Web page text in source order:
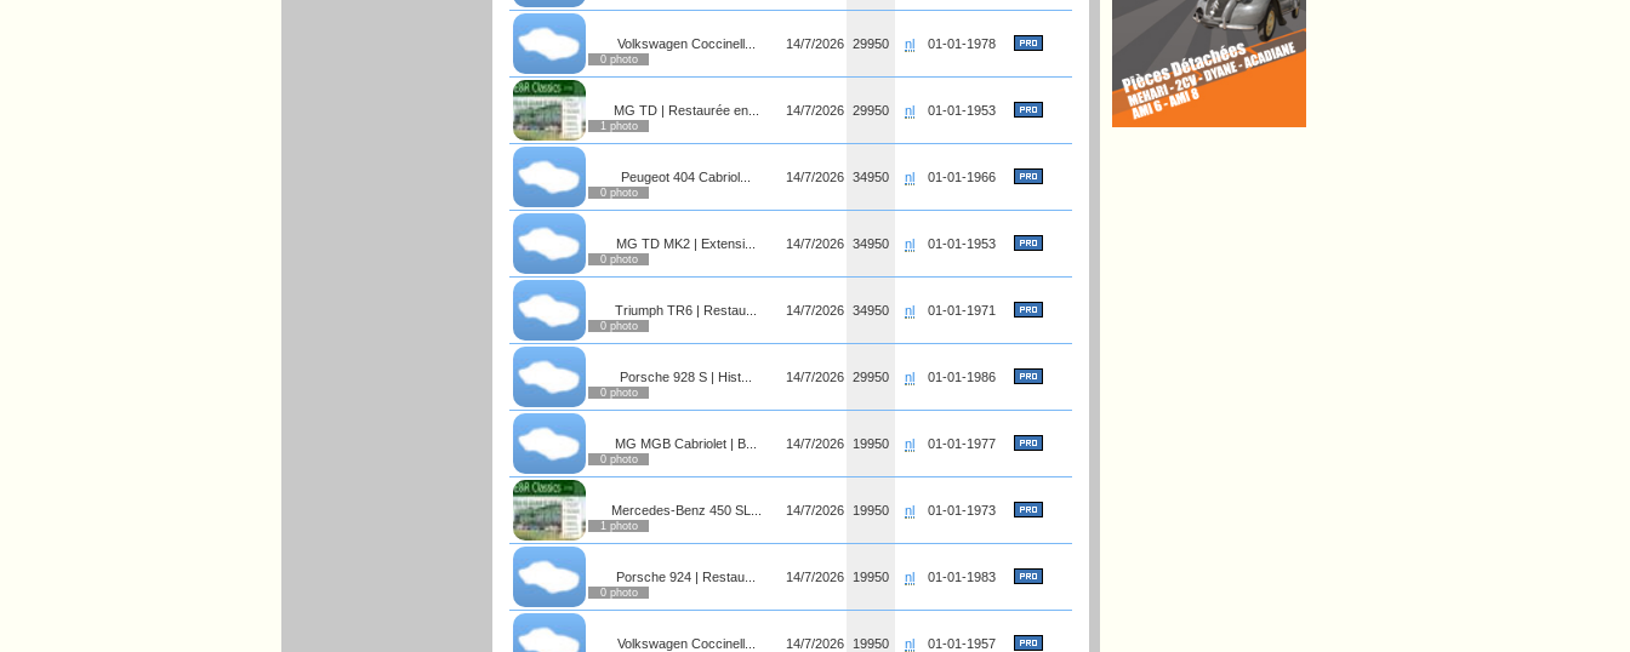
Volkswagen Coccinell...
0 photo
14/7/2026 29950 nl 01-01-1978
MG TD | Restaurée en...
1 photo
14/7/2026 29950 nl 01-01-1953
Peugeot 404 Cabriol...
0 photo
14/7/2026 34950 nl 01-01-1966
MG TD MK2 | Extensi...
0 photo
14/7/2026 34950 nl 01-01-1953
Triumph TR6 | Restau...
0 photo
14/7/2026 34950 nl 01-01-1971
Porsche 928 S | Hist...
0 photo
14/7/2026 29950 nl 01-01-1986
MG MGB Cabriolet | B...
0 photo
14/7/2026 19950 nl 01-01-1977
Mercedes-Benz 450 SL...
1 photo
14/7/2026 19950 nl 01-01-1973
Porsche 924 | Restau...
0 photo
14/7/2026 19950 nl 01-01-1983
Volkswagen Coccinell... 14/7/2026 19950 nl 01-01-1957